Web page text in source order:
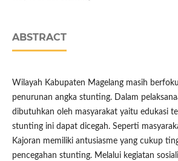
ABSTRACT
Wilayah Kabupaten Magelang masih
penurunan angka stunting. Dalam
dibutuhkan oleh masyarakat yaitu edukasi
stunting ini dapat dicegah. Seperti
Kajoran memiliki antusiasme yang cukup
pencegahan stunting. Melalui kegiatan